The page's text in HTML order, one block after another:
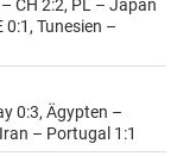
CH 2:2, PL – Japan
0:1, Tunesien –
0:3, Ägypten –
– Portugal 1:1